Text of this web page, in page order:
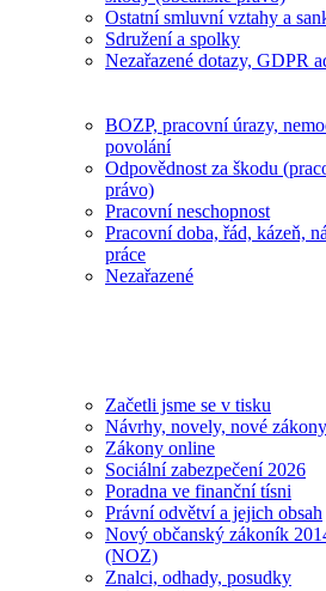
Ostatní smluvní vztahy a
Sdružení a spolky
Nezařazené dotazy, GDPR
BOZP, pracovní úrazy,
povolání
Odpovědnost za škodu
právo)
Pracovní neschopnost
Pracovní doba, řád, kázeň,
práce
Nezařazené
Začetli jsme se v tisku
Návrhy, novely, nové zákony
Zákony online
Sociální zabezpečení 2026
Poradna ve finanční tísni
Právní odvětví a jejich obsah
Nový občanský zákoník
(NOZ)
Znalci, odhady, posudky